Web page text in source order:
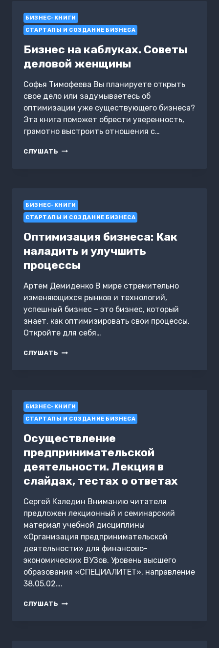
БИЗНЕС-КНИГИ
СТАРТАПЫ И СОЗДАНИЕ БИЗНЕСА
Бизнес на каблуках. Советы
деловой женщины
Софья Тимофеева Вы планируете открыть
свое дело или задумываетесь об
оптимизации уже существующего бизнеса?
Эта книга поможет обрести уверенность,
грамотно выстроить отношения с…
СЛУШАТЬ БИЗНЕС
БИЗНЕС-КНИГИ
СТАРТАПЫ И СОЗДАНИЕ БИЗНЕСА
Оптимизация бизнеса: Как
наладить и улучшить
процессы
Артем Демиденко В мире стремительно
изменяющихся рынков и технологий,
успешный бизнес – это бизнес, который
знает, как оптимизировать свои процессы.
Откройте для себя…
СЛУШАТЬ ОПТИМИЗАЦИЯ
ПРОЦЕССЫ
БИЗНЕС-КНИГИ
СТАРТАПЫ И СОЗДАНИЕ БИЗНЕСА
Осуществление
предпринимательской
деятельности. Лекция в
слайдах, тестах о ответах
Сергей Каледин Вниманию читателя
предложен лекционный и семинарский
материал учебной дисциплины
«Организация предпринимательской
деятельности» для финансово-
экономических ВУЗов. Уровень высшего
образования «СПЕЦИАЛИТЕТ», направление
38.05.02….
СЛУШАТЬ ОСУЩЕСТВЛЕНИЕ